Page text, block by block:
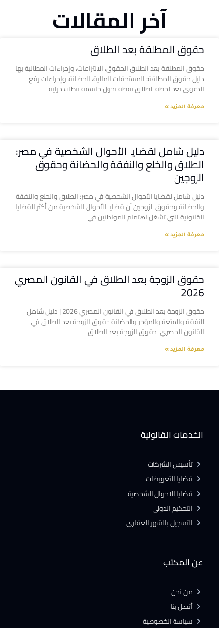
آخر المقالات
حقوق المطلقة بعد الطلاق
حقوق المطلقة بعد الطلاق الحقوق، الالتزامات، وإجراءات المطالبة بها
دليل حقوق المطلقة: المستحقات المالية، الحضانة، وإجراءات رفع
الدعوى تعد لحظة الطلاق نقطة تحول حاسمة تتطلب دراية
معرفة المزيد »
دليل شامل لقضايا الأحوال الشخصية في مصر:
الطلاق والخلع والنفقة والحضانة وحقوق
الزوجين
دليل شامل لقضايا الأحوال الشخصية في مصر: الطلاق والخلع والنفقة
والحضانة وحقوق الزوجين أن قضايا الأحوال الشخصية من أكثر القضايا
القانونية التي تشغل اهتمام المواطنين في
معرفة المزيد »
حقوق الزوجة بعد الطلاق في القانون المصري
2026
حقوق الزوجة بعد الطلاق في القانون المصري 2026 | دليل شامل
للنفقة والمتعة والمؤخر والحضانة حقوق الزوجة بعد الطلاق في
القانون المصري حقوق الزوجة بعد الطلاق
معرفة المزيد »
عن المكتب
من نحن
أتصل بنا
سياسة الخصوصية
الخدمات القانونية
تأسيس الشركات
قضايا التعويضات
قضايا الاحوال الشخصية
التحكيم الدولى
التسجيل بالشهر العقارى